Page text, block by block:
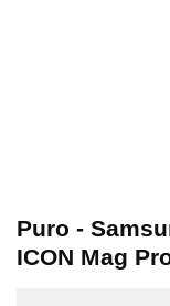
Puro -
ICON Mag